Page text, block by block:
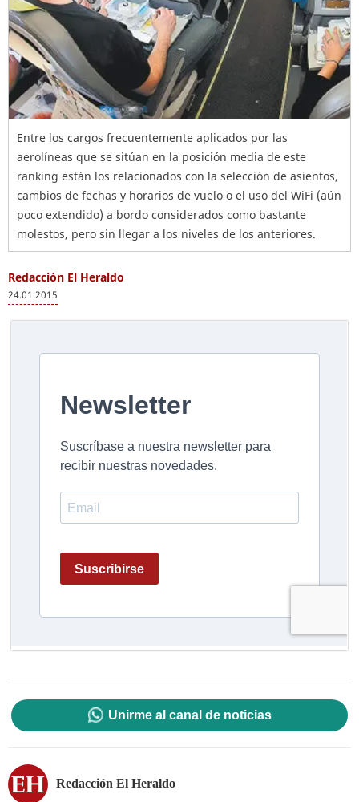
Entre los cargos frecuentemente aplicados por las
aerolíneas que se sitúan en la posición media de este
ranking están los relacionados con la selección de asientos,
cambios de fechas y horarios de vuelo o el uso del WiFi (aún
poco extendido) a bordo considerados como bastante
molestos, pero sin llegar a los niveles de los anteriores.
Redacción El Heraldo
24.01.2015
Unirme al canal de noticias
Redacción El Heraldo